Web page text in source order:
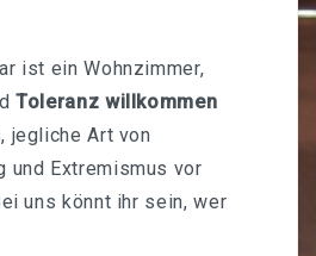
ist ein Wohnzimmer,
Toleranz willkommen
jegliche Art von
und Extremismus vor
uns könnt ihr sein, wer